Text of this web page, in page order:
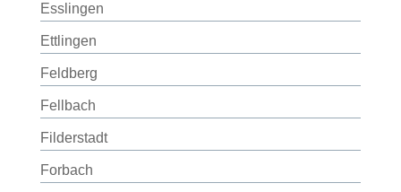
Esslingen
Ettlingen
Feldberg
Fellbach
Filderstadt
Forbach